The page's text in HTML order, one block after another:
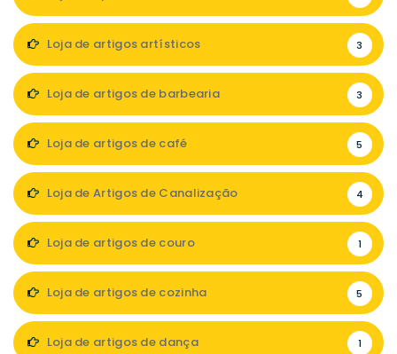
Loja de artigos artísticos 3
Loja de artigos de barbearia 3
Loja de artigos de café 5
Loja de Artigos de Canalização 4
Loja de artigos de couro 1
Loja de artigos de cozinha 5
Loja de artigos de dança 1